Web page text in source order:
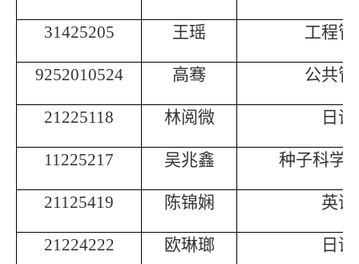
31425205 王瑶 工程管
9252010524 高骞 公共管
21225118 林阅微 日语
11225217 吴兆鑫 种子科学
21125419 陈锦娴 英语
21224222 欧琳瑯 日语